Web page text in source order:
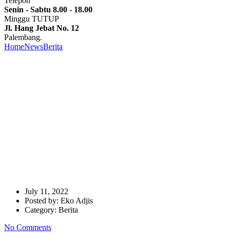
Senin - Sabtu 8.00 - 18.00
Minggu TUTUP
Jl. Hang Jebat No. 12
Palembang.
HomeNewsBerita
July 11, 2022
Posted by: Eko Adjis
Category: Berita
No Comments